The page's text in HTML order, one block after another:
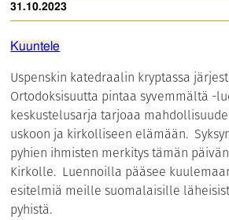
31.10.2023
Kuuntele
Uspenskin katedraalin kryptassa
Ortodoksisuutta pintaa syvemmältä -
keskustelusarja tarjoaa
uskoon ja kirkolliseen elämään.
pyhien ihmisten merkitys tämän
Kirkolle. Luennoilla pääsee
esitelmiä meille suomalaisille
pyhistä.